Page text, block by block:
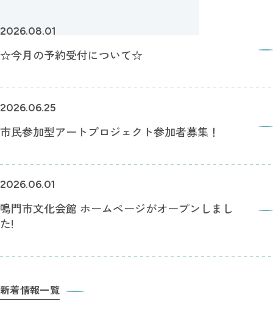
☆今月の予約受付について☆
2026.08.01
市民参加型アートプロジェクト参加者募集！
2026.06.25
鳴門市文化会館 ホームページがオープンしまし
た!
2026.06.01
新着情報一覧